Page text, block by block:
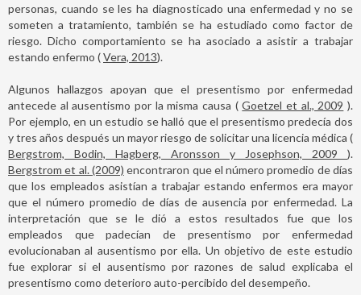
personas, cuando se les ha diagnosticado una enfermedad y no se
someten a tratamiento, también se ha estudiado como factor de
riesgo. Dicho comportamiento se ha asociado a asistir a trabajar
estando enfermo (Vera, 2013).
Algunos hallazgos apoyan que el presentismo por enfermedad
antecede al ausentismo por la misma causa (Goetzel et al., 2009 ).
Por ejemplo, en un estudio se halló que el presentismo predecía dos
y tres años después un mayor riesgo de solicitar una licencia médica (
Bergstrom, Bodin, Hagberg, Aronsson y Josephson, 2009 ).
Bergstrom et al. (2009) encontraron que el número promedio de días
que los empleados asistían a trabajar estando enfermos era mayor
que el número promedio de días de ausencia por enfermedad. La
interpretación que se le dió a estos resultados fue que los
empleados que padecían de presentismo por enfermedad
evolucionaban al ausentismo por ella. Un objetivo de este estudio
fue explorar si el ausentismo por razones de salud explicaba el
presentismo como deterioro auto-percibido del desempeño.